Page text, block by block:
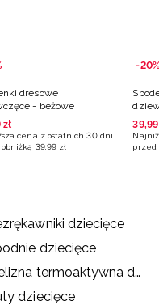
dresowe
- beżowe
zł
cena z ostatnich 30 dni
39,99 zł
-20%
39,99
przed
dziecięce
dziecięce
Bielizna termoaktywna dziecięca
dziecięce